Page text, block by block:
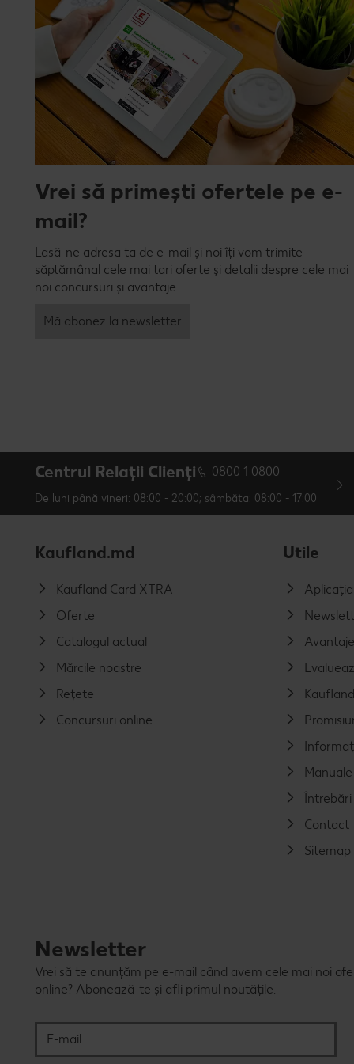
Vrei să primești ofertele pe e-
mail?
Lasă-ne adresa ta de e-mail și noi îți vom trimite
săptămânal cele mai tari oferte și detalii despre cele mai
noi concursuri și avantaje.
Mă abonez la newsletter
Centrul Relații Clienți 0800 1 0800
De luni până vineri: 08:00 - 20:00; sâmbăta: 08:00 - 17:00
Kaufland.md
Kaufland Card XTRA
Oferte
Catalogul actual
Mărcile noastre
Rețete
Concursuri online
Utile
Avantaje
Contact
Sitemap
Newsletter
Vrei să te anunțăm pe e-mail când avem cele mai noi
online? Abonează-te și afli primul noutățile.
E-mail